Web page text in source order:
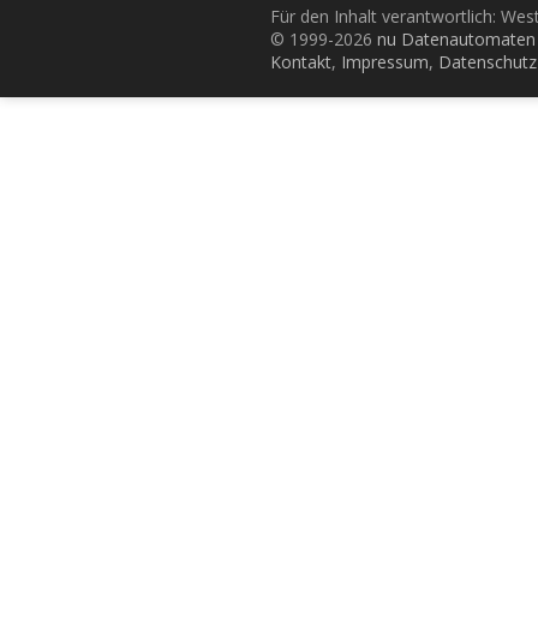
Für den Inhalt verantwortlich:
© 1999-2026 nu
Kontakt, Impressum, Datenschutz